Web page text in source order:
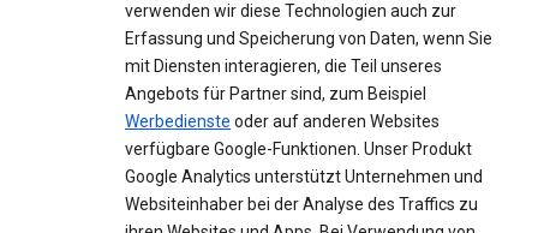
verwenden wir diese Technologien auch zur
Erfassung und Speicherung von Daten, wenn Sie
mit Diensten interagieren, die Teil unseres
Angebots für Partner sind, zum Beispiel
Werbedienste oder auf anderen Websites
verfügbare Google-Funktionen. Unser Produkt
Google Analytics unterstützt Unternehmen und
Websiteinhaber bei der Analyse des Traffics zu